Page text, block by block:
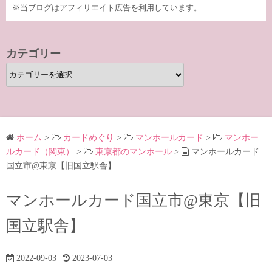
※当ブログはアフィリエイト広告を利用しています。
カテゴリー
カ
テ
リ
ー ホーム > カードめぐり > マンホールカード >
マンホー
ルカード（関東）
> 東京都のマンホール >
マンホールカード
国立市@東京【旧国立駅舎】
マンホールカード国立市@東京【旧
国立駅舎】
2022-09-03 2023-07-03